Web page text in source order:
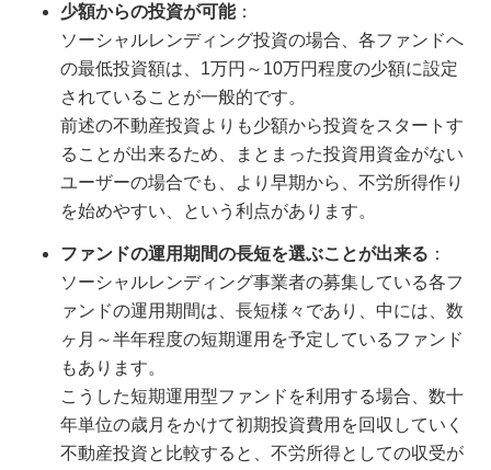
少額からの投資が可能：
ソーシャルレンディング投資の場合、各ファンドへ
の最低投資額は、1万円～10万円程度の少額に設定
されていることが一般的です。
前述の不動産投資よりも少額から投資をスタートす
ることが出来るため、まとまった投資用資金がない
ユーザーの場合でも、より早期から、不労所得作り
を始めやすい、という利点があります。
ファンドの運用期間の長短を選ぶことが出来る ：
ソーシャルレンディング事業者の募集している各フ
ァンドの運用期間は、長短様々であり、中には、数
ヶ月～半年程度の短期運用を予定しているファンド
もあります。
こうした短期運用型ファンドを利用する場合、数十
年単位の歳月をかけて初期投資費用を回収していく
不動産投資と比較すると、不労所得としての収受が